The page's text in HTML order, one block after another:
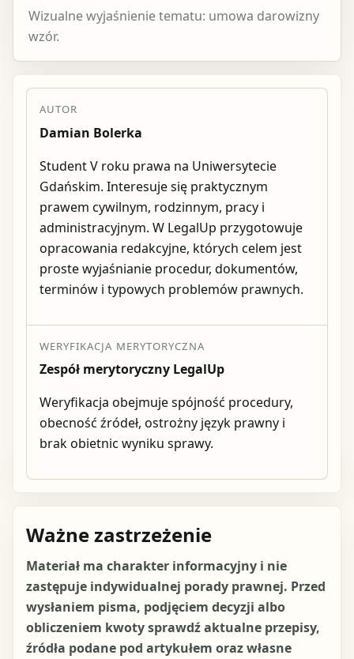
Wizualne wyjaśnienie tematu: umowa darowizny
wzór.
AUTOR
Damian Bolerka
Student V roku prawa na Uniwersytecie
Gdańskim. Interesuje się praktycznym
prawem cywilnym, rodzinnym, pracy i
administracyjnym. W LegalUp przygotowuje
opracowania redakcyjne, których celem jest
proste wyjaśnianie procedur, dokumentów,
terminów i typowych problemów prawnych.
WERYFIKACJA MERYTORYCZNA
Zespół merytoryczny LegalUp
Weryfikacja obejmuje spójność procedury,
obecność źródeł, ostrożny język prawny i
brak obietnic wyniku sprawy.
Ważne zastrzeżenie
Materiał ma charakter informacyjny i nie
zastępuje indywidualnej porady prawnej. Przed
wysłaniem pisma, podjęciem decyzji albo
obliczeniem kwoty sprawdź aktualne przepisy,
źródła podane pod artykułem oraz własne